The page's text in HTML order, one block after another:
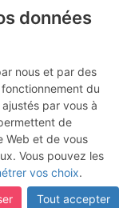
la route
- Bernoises
données
nous et par des
du
par vous à
de
Web et de vous
Vous pouvez les
vos choix.
Tout accepter